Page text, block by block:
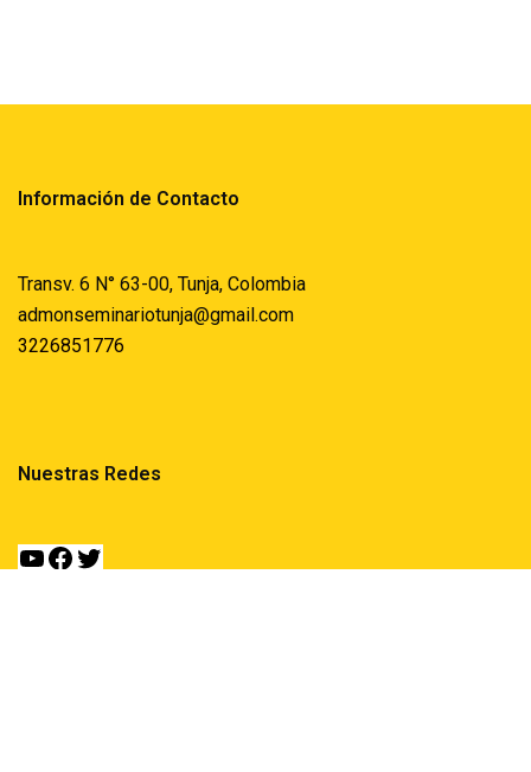
Información de Contacto
Transv. 6 N° 63-00, Tunja, Colombia
admonseminariotunja@gmail.com
3226851776
Nuestras Redes